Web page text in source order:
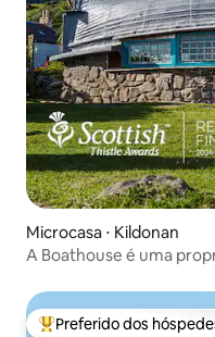
Microcasa ⋅ Kildonan
A Boathouse é uma
Preferido dos